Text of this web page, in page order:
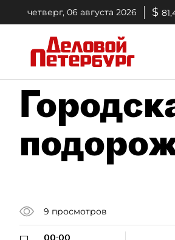
четверг, 06 августа 2026 $
9 просмотров
00:00